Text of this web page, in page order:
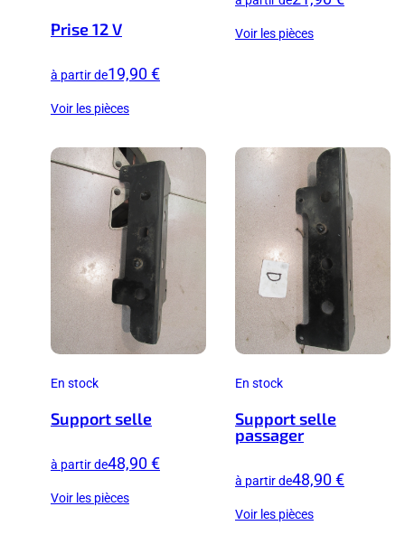
Prise 12 V
à partir de19,90 €
Voir les pièces
Voir les pièces
En stock
Support selle
à partir de48,90 €
Voir les pièces
En stock
Support selle
passager
à partir de48,90 €
Voir les pièces